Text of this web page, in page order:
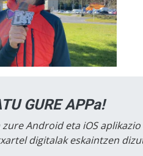
GURE APPa!
zure Android eta iOS
digitalak eskaintzen